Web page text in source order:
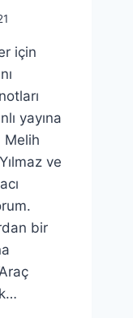
için
yayına
Melih
ve
bir